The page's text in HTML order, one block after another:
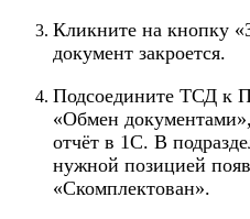
Кликните на кнопку
документ закроется.
Подсоедините ТСД к
«Обмен
отчёт в 1С. В
нужной позицией
«Скомплектован».